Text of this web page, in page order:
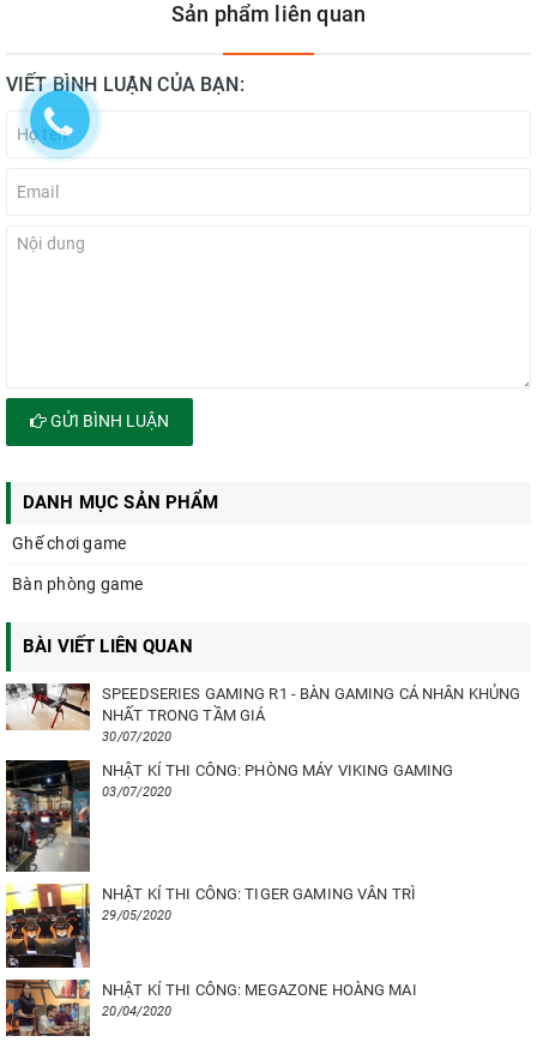
Sản phẩm liên quan
VIẾT BÌNH LUẬN CỦA BẠN:
GỬI BÌNH LUẬN
DANH MỤC SẢN PHẨM
Ghế chơi game
Bàn phòng game
BÀI VIẾT LIÊN QUAN
SPEEDSERIES GAMING R1 - BÀN GAMING CÁ NHÂN KHỦNG
NHẤT TRONG TẦM GIÁ
30/07/2020
NHẬT KÍ THI CÔNG: PHÒNG MÁY VIKING GAMING
03/07/2020
NHẬT KÍ THI CÔNG: TIGER GAMING VÂN TRÌ
29/05/2020
NHẬT KÍ THI CÔNG: MEGAZONE HOÀNG MAI
20/04/2020